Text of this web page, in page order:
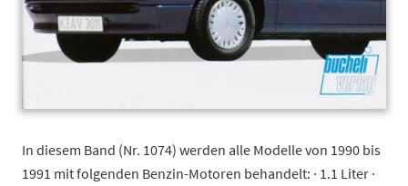
In diesem Band (Nr. 1074) werden alle Modelle von 1990 bis
1991 mit folgenden Benzin-Motoren behandelt: · 1.1 Liter ·